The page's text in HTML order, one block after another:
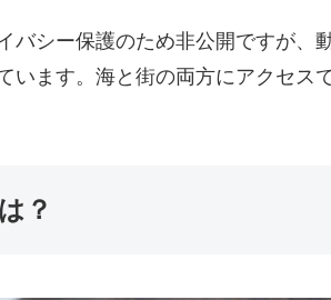
バシー保護のため非公開ですが、
います。海と街の両方にアクセス
？